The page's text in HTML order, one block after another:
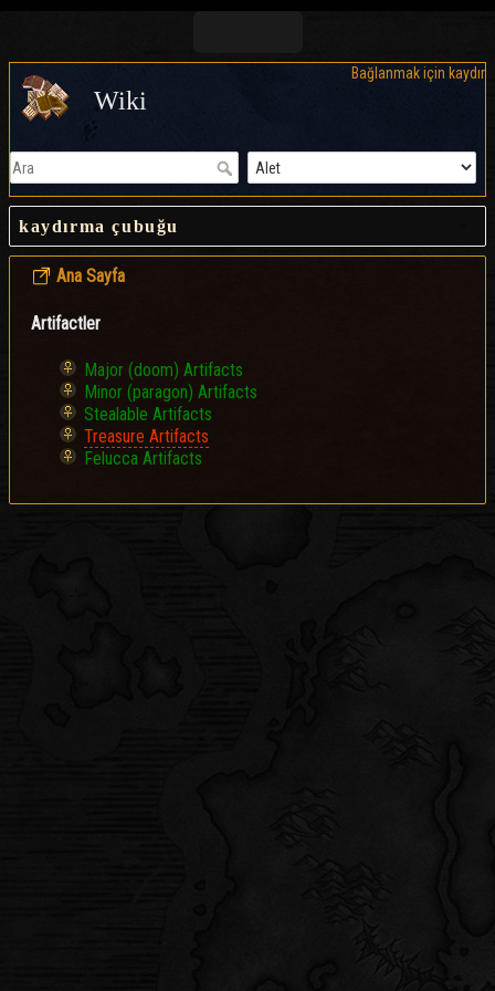
Bağlanmak için kaydır
Wiki
kaydırma çubuğu
Ana Sayfa
Artifactler
Major (doom) Artifacts
Minor (paragon) Artifacts
Stealable Artifacts
Treasure Artifacts
Felucca Artifacts